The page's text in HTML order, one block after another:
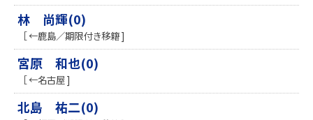
林 尚輝(0)
［ ←鹿島／期限付き移籍 ]
宮原 和也(0)
［ ←名古屋 ]
北島 祐二(0)